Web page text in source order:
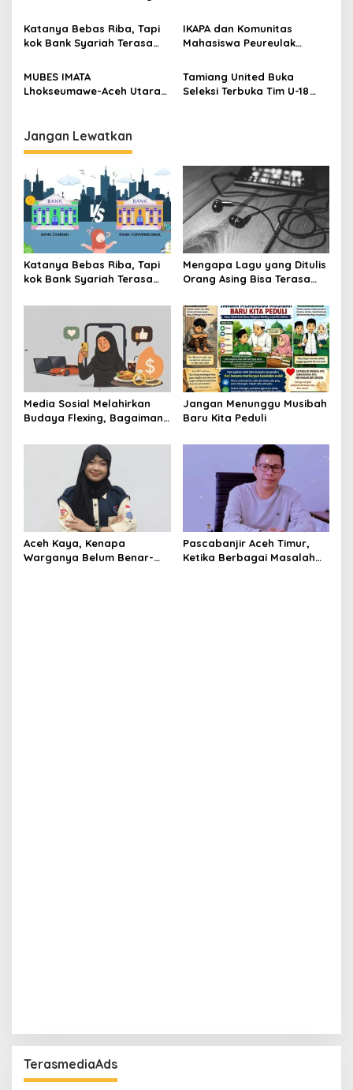
s
Katanya Bebas Riba, Tapi
kok Bank Syariah Terasa
IKAPA dan Komunitas
Mahasiswa Peureulak
Peureulak Raya
MUBES IMATA
Lhokseumawe-Aceh Utara
2026–2027
Tamiang United Buka
Seleksi Terbuka Tim U-18
Jangan Lewatkan
Katanya Bebas Riba, Tapi
kok Bank Syariah Terasa
Mengapa Lagu yang Ditulis
Orang Asing Bisa Terasa
Media Sosial Melahirkan
Budaya Flexing, Bagaimana
Jangan Menunggu Musibah
Baru Kita Peduli
Aceh Kaya, Kenapa
Warganya Belum Benar-
Pascabanjir Aceh Timur,
Ketika Berbagai Masalah
TerasmediaAds